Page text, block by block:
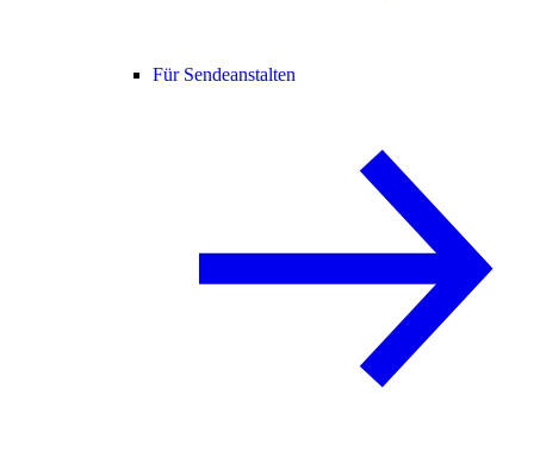
Für Sendeanstalten